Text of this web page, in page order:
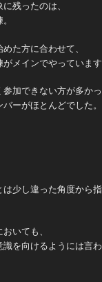
残ったのは、
た方に合わせて、
メインでやっています
加できない方が多かっ
ーがほとんどでした。
は少し違った角度から
いても、
を向けるようには言わ